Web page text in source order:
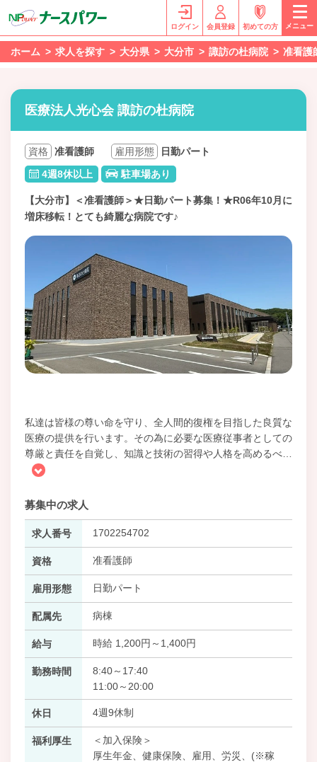
ログイン 会員登録 初めての方 メニュー
ホーム 求人を探す 大分県 大分市 諏訪の杜病院 准看護
医療法人光心会 諏訪の杜病院
資格 准看護師 雇用形態
日勤パート
4週8休以上
駐車場あり
【大分市】＜准看護師＞★日勤パート募集！★R06年10月に
増床移転！とても綺麗な病院です♪
私達は皆様の尊い命を守り、全人間的復権を目指した良質な
医療の提供を行います。その為に必要な医療従事者としての
尊厳と責任を自覚し、知識と技術の習得や人格を高めるべ
募集中の求人
求人番号 1702254702
資格 准看護師
雇用形態 日勤パート
配属先 病棟
給与 時給 1,200円～1,400円
勤務時間
8:40～17:40
11:00～20:00
休日 4週9休制
福利厚生
＜加入保険＞
厚生年金、健康保険、雇用、労災、(※稼